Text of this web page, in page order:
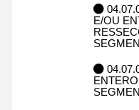
E/OU